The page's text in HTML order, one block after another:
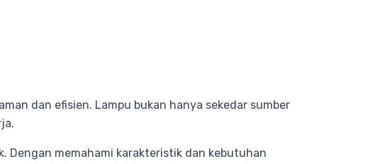
dan efisien. Lampu bukan hanya sekedar sumber
Dengan memahami karakteristik dan kebutuhan